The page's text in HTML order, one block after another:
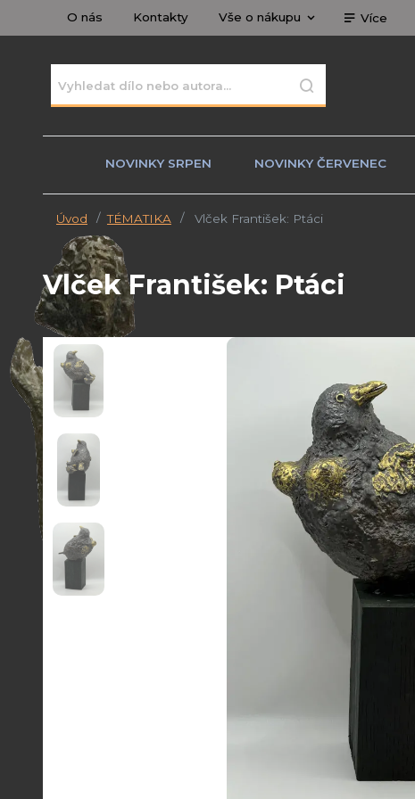
O nás Kontakty Vše o nákupu Více
NOVINKY SRPEN NOVINKY ČERVENEC
Úvod TÉMATIKA Vlček František: Ptáci
Vlček František: Ptáci